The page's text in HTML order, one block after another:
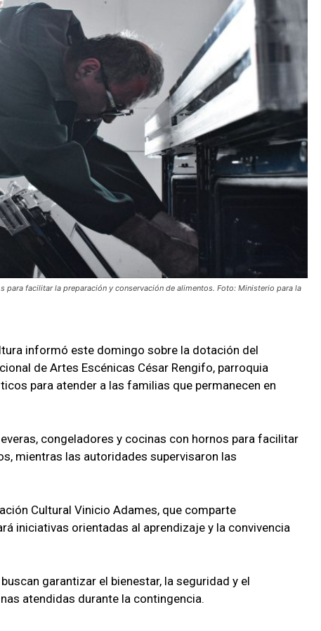
para facilitar la preparación y conservación de alimentos. Foto: Ministerio para la
informó este domingo sobre la dotación del
de Artes Escénicas César Rengifo, parroquia
para atender a las familias que permanecen en
congeladores y cocinas con hornos para facilitar
mientras las autoridades supervisaron las
Cultural Vinicio Adames, que comparte
iniciativas orientadas al aprendizaje y la convivencia
garantizar el bienestar, la seguridad y el
atendidas durante la contingencia.